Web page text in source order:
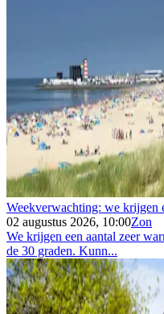
Weekverwachting: we krijgen
02 augustus 2026, 10:00Zon
We krijgen een aantal zeer
de 30 graden. Kunn...